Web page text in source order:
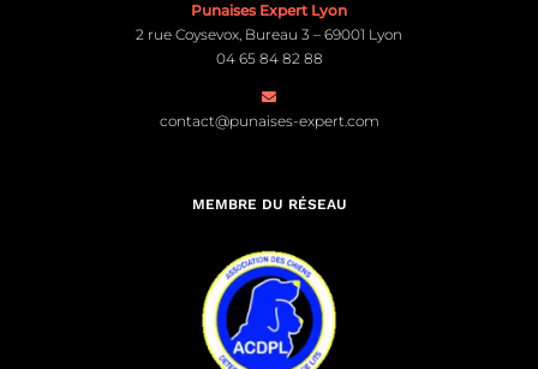
Punaises Expert Lyon
2 rue Coysevox, Bureau 3 – 69001 Lyon
04 65 84 82 88
contact@punaises-expert.com
MEMBRE DU RÉSEAU